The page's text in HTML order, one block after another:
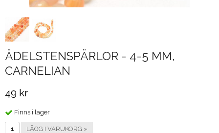
ÄDELSTENSPÄRLOR - 4-5 MM,
CARNELIAN
49 kr
Finns i lager
LÄGG I VARUKORG »